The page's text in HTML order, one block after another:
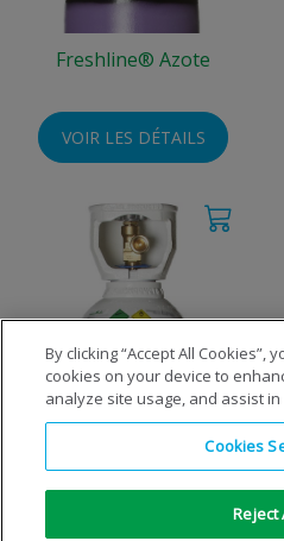
Freshline® Azote
VOIR LES DÉTAILS
Freshline® Oxygène
By clicking “Accept All Cookies”,
cookies on your device to
analyze site usage, and assist
Cookies
Reject